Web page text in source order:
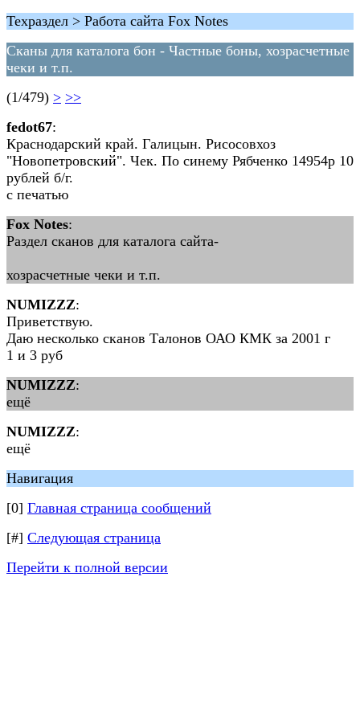
Техраздел > Работа сайта Fox Notes
Сканы для каталога бон - Частные боны, хозрасчетные
чеки и т.п.
(1/479) > >>
fedot67:
Краснодарский край. Галицын. Рисосовхоз
"Новопетровский". Чек. По синему Рябченко 14954р 10
рублей б/г.
с печатью
Fox Notes:
Раздел сканов для каталога сайта-
хозрасчетные чеки и т.п.
NUMIZZZ:
Приветствую.
Даю несколько сканов Талонов ОАО КМК за 2001 г
1 и 3 руб
NUMIZZZ:
ещё
NUMIZZZ:
ещё
Навигация
[0] Главная страница сообщений
[#] Следующая страница
Перейти к полной версии